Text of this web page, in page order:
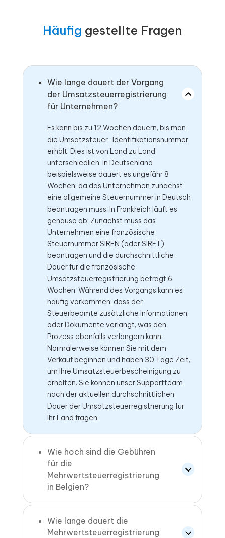
Häufig gestellte Fragen
Wie lange dauert der Vorgang
der Umsatzsteuerregistrierung
für Unternehmen?
Es kann bis zu 12 Wochen dauern, bis man
die Umsatzsteuer-Identifikationsnummer
erhält. Dies ist von Land zu Land
unterschiedlich. In Deutschland
beispielsweise dauert es ungefähr 8
Wochen, da das Unternehmen zunächst
eine allgemeine Steuernummer in Deutsch
beantragen muss. In Frankreich läuft es
genauso ab: Zunächst muss das
Unternehmen eine französische
Steuernummer SIREN (oder SIRET)
beantragen und die durchschnittliche
Dauer für die französische
Umsatzsteuerregistrierung beträgt 6
Wochen. Während des Vorgangs kann es
häufig vorkommen, dass der
Steuerbeamte zusätzliche Informationen
oder Dokumente verlangt, was den
Prozess ebenfalls verlängern kann.
Normalerweise können Sie mit dem
Verkauf beginnen und haben 30 Tage Zeit,
um Ihre Umsatzsteuerbescheinigung zu
erhalten. Sie können unser Supportteam
nach der aktuellen durchschnittlichen
Dauer der Umsatzsteuerregistrierung für
Ihr Land fragen.
Wie hoch sind die Gebühren
für die
Mehrwertsteuerregistrierung
in Belgien?
Wie lange dauert die
Mehrwertsteuerregistrierung